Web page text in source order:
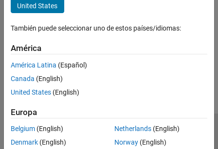
United States
También puede seleccionar uno de estos países/idiomas:
América
América Latina (Español)
Canada (English)
United States (English)
Europa
Belgium (English)
Denmark (English)
Netherlands(English)
Norway(English)
Centro de confianza
Marcas comerciales
Política de privacidad
Antipiratería
Estado de las aplicaciones